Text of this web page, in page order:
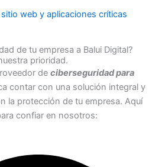
web y aplicaciones críticas
de tu empresa a Balui Digital?
prioridad.
de ciberseguridad para
contar con una solución integral y
la protección de tu empresa. Aquí
confiar en nosotros: